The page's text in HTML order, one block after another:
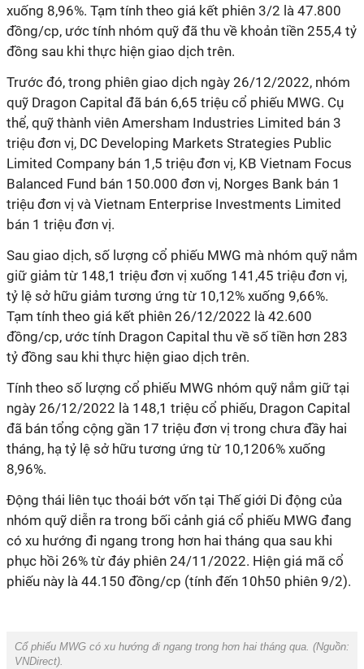
xuống 8,96%. Tạm tính theo giá kết phiên 3/2 là 47.800
đồng/cp, ước tính nhóm quỹ đã thu về khoản tiền 255,4 tỷ
đồng sau khi thực hiện giao dịch trên.
Trước đó, trong phiên giao dịch ngày 26/12/2022, nhóm
quỹ Dragon Capital đã bán 6,65 triệu cổ phiếu MWG. Cụ
thể, quỹ thành viên Amersham Industries Limited bán 3
triệu đơn vị, DC Developing Markets Strategies Public
Limited Company bán 1,5 triệu đơn vị, KB Vietnam Focus
Balanced Fund bán 150.000 đơn vị, Norges Bank bán 1
triệu đơn vị và Vietnam Enterprise Investments Limited
bán 1 triệu đơn vị.
Sau giao dịch, số lượng cổ phiếu MWG mà nhóm quỹ nắm
giữ giảm từ 148,1 triệu đơn vị xuống 141,45 triệu đơn vị,
tỷ lệ sở hữu giảm tương ứng từ 10,12% xuống 9,66%.
Tạm tính theo giá kết phiên 26/12/2022 là 42.600
đồng/cp, ước tính Dragon Capital thu về số tiền hơn 283
tỷ đồng sau khi thực hiện giao dịch trên.
Tính theo số lượng cổ phiếu MWG nhóm quỹ nắm giữ tại
ngày 26/12/2022 là 148,1 triệu cổ phiếu, Dragon Capital
đã bán tổng cộng gần 17 triệu đơn vị trong chưa đầy hai
tháng, hạ tỷ lệ sở hữu tương ứng từ 10,1206% xuống
8,96%.
Động thái liên tục thoái bớt vốn tại Thế giới Di động của
nhóm quỹ diễn ra trong bối cảnh giá cổ phiếu MWG đang
có xu hướng đi ngang trong hơn hai tháng qua sau khi
phục hồi 26% từ đáy phiên 24/11/2022. Hiện giá mã cổ
phiếu này là 44.150 đồng/cp (tính đến 10h50 phiên 9/2).
Cổ phiếu MWG có xu hướng đi ngang trong hơn hai tháng qua. (Nguồn:
VNDirect).